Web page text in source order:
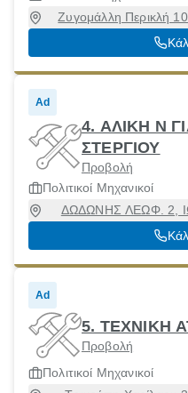
Ζυγομάλλη Περικλή
Ad
4. ΑΛΙΚΗ Ν
ΣΤΕΡΓΙΟΥ
Προβολή
Πολιτικοί Μηχανικοί
ΔΩΔΩΝΗΣ ΛΕΩΦ. 2,
Ad
5. ΤΕΧΝΙΚΗ
Προβολή
Πολιτικοί Μηχανικοί